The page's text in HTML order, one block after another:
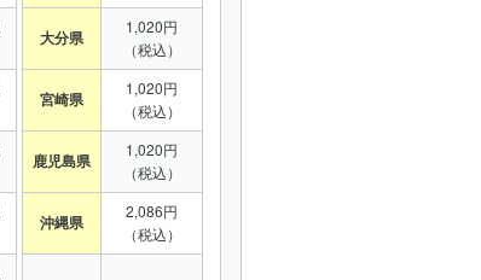
大分県
1,020円
（税込）
宮崎県
1,020円
（税込）
鹿児島県
1,020円
（税込）
沖縄県
2,086円
（税込）